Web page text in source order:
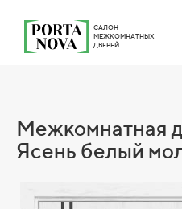
САЛОН
МЕЖКОМНАТНЫХ
ДВЕРЕЙ
Межкомнатная
Ясень белый